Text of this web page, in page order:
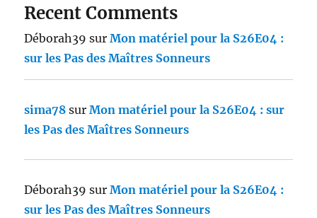
Recent Comments
Déborah39 surMon matériel pour la S26E04 :
sur les Pas des Maîtres Sonneurs
sima78 surMon matériel pour la S26E04 : sur
les Pas des Maîtres Sonneurs
Déborah39 surMon matériel pour la S26E04 :
sur les Pas des Maîtres Sonneurs